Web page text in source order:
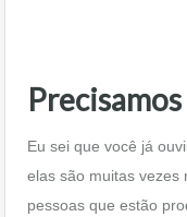
Eu sei que você já
elas são muitas vezes
pessoas que estão